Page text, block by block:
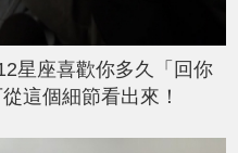
星座喜歡你多久「回你
這個細節看出來！